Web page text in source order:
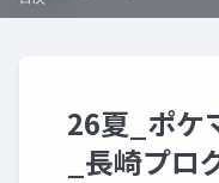
26夏_ポケ
_長崎プ